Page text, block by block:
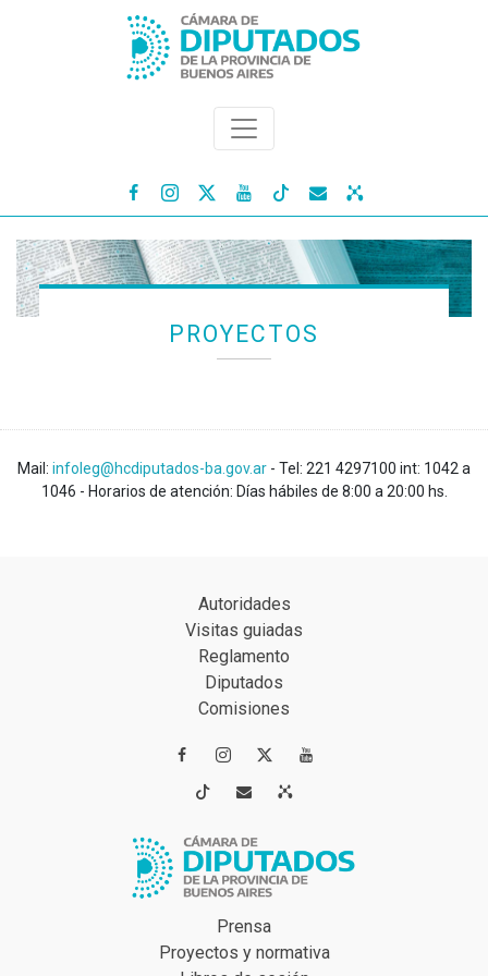
   
PROYECTOS
Mail: infoleg@hcdiputados-ba.gov.ar - Tel: 221 4297100 int: 1042 a
1046 - Horarios de atención: Días hábiles de 8:00 a 20:00 hs.
Autoridades
Visitas guiadas
Reglamento
Diputados
Comisiones
 
 
Prensa
Proyectos y normativa